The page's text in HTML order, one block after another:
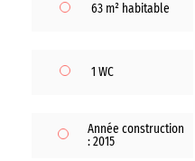
63 m² habitable
1 WC
Année construction
: 2015